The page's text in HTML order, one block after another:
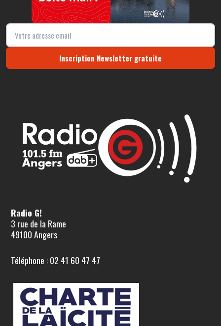
Inscription Newsletter gratuite
Radio G!
3 rue de la Rame
49100 Angers
Téléphone : 02 41 60 47 47